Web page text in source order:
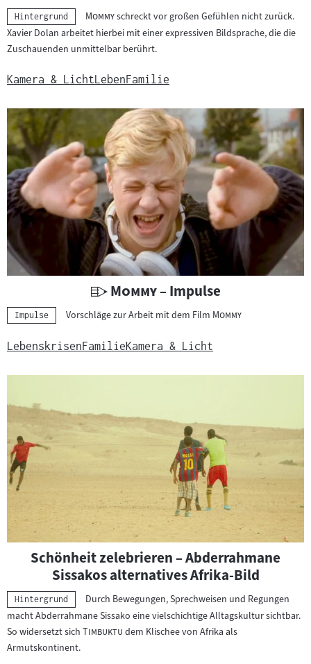
Kategorie:
Hintergrund "Mommy"schreckt vor großen Gefühlen nicht zurück.
Xavier Dolan arbeitet hierbei mit einer expressiven Bildsprache, die die
Zuschauenden unmittelbar berührt.
Kamera & LichtLebenFamilie
U
e
r
c
h
t
a
t
e
r
i
a
l
:
"
Mommy"
– Impulse
Kategorie:
Impulse Vorschläge zur Arbeit mit dem Film "Mommy"
LebenskrisenFamilieKamera & Licht
Schönheit zelebrieren – Abderrahmane
Sissakos alternatives Afrika-Bild
Kategorie:
Hintergrund
Durch Bewegungen, Sprechweisen und Regungen
macht Abderrahmane Sissako eine vielschichtige Alltagskultur sichtbar.
So widersetzt sich "
Timbuktu "dem Klischee von Afrika als
Armutskontinent.